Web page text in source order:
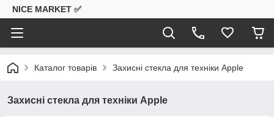
NICE MARKET ✅
Каталог товарів Захисні стекла для техніки Apple
Захисні стекла для техніки Apple